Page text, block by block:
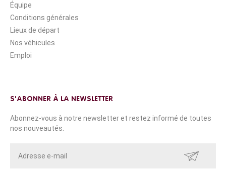
Équipe
Conditions générales
Lieux de départ
Nos véhicules
Emploi
S'ABONNER À LA NEWSLETTER
Abonnez-vous à notre newsletter et restez informé de toutes
nos nouveautés.
ENVOYER